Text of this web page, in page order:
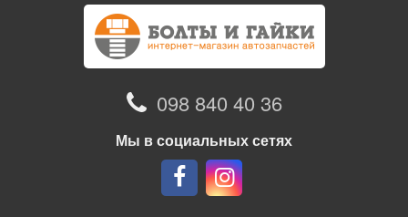
098 840 40 36
Мы в социальных сетях